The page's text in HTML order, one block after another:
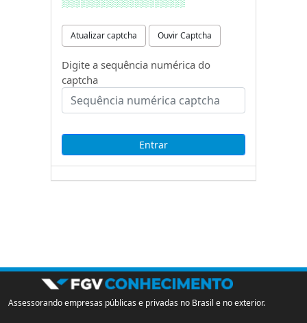
Atualizar captcha Ouvir Captcha
Digite a sequência numérica do
captcha
Assessorando empresas públicas e privadas no Brasil e no exterior.